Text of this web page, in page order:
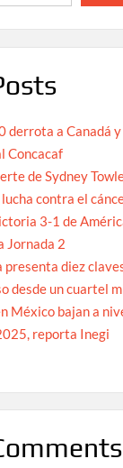
derrota a Canadá
Concacaf
de Sydney
contra el
3-1 de
Jornada 2
presenta diez
desde un cuartel
México bajan a
reporta Inegi